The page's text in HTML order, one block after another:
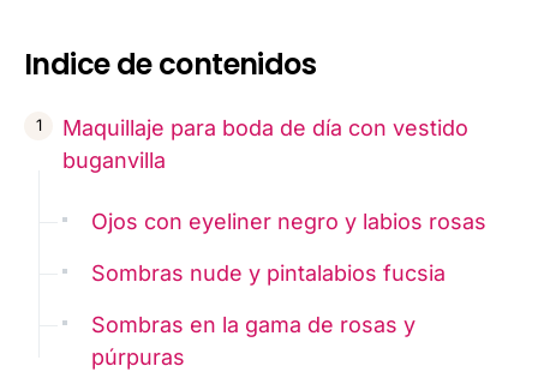
Indice de contenidos
Maquillaje para boda de día con vestido
buganvilla
Ojos con eyeliner negro y labios rosas
Sombras nude y pintalabios fucsia
Sombras en la gama de rosas y
púrpuras